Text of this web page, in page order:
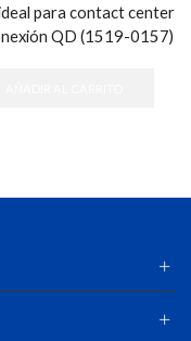
para contact center
QD (1519-0157)